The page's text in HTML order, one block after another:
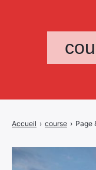
Accueil › course › Page